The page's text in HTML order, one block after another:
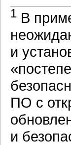
1 В
и
ПО с
и